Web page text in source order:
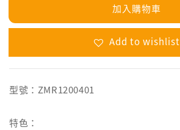
加入購物車
Add to wishlist
型號：ZMR1200401
特色：